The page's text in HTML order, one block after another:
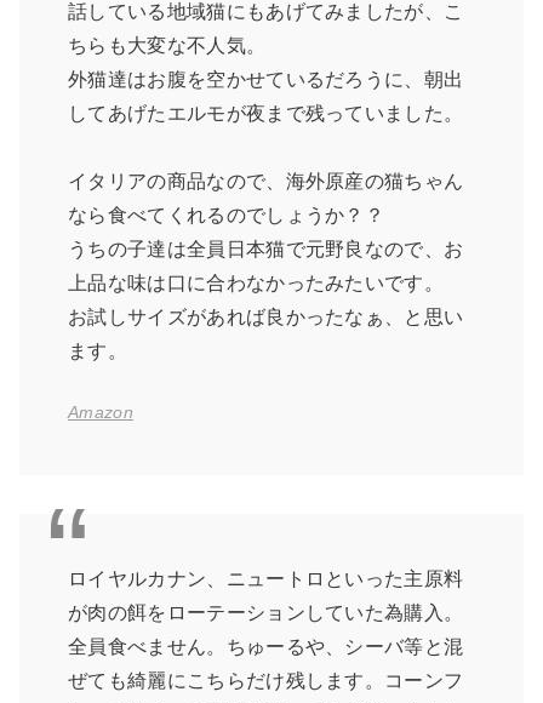
話している地域猫にもあげてみましたが、こ
ちらも大変な不人気。
外猫達はお腹を空かせているだろうに、朝出
してあげたエルモが夜まで残っていました。
イタリアの商品なので、海外原産の猫ちゃん
なら食べてくれるのでしょうか？？
うちの子達は全員日本猫で元野良なので、お
上品な味は口に合わなかったみたいです。
お試しサイズがあれば良かったなぁ、と思い
ます。
Amazon
ロイヤルカナン、ニュートロといった主原料
が肉の餌をローテーションしていた為購入。
全員食べません。ちゅーるや、シーバ等と混
ぜても綺麗にこちらだけ残します。コーンフ